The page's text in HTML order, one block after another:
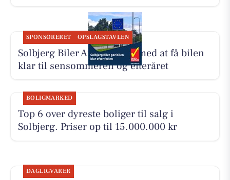
SPONSORERET OPSLAGSTAVLEN
Solbjerg Biler ApS hjælper med at få bilen
klar til sensommeren og efteråret
BOLIGMARKED
Top 6 over dyreste boliger til salg i
Solbjerg. Priser op til 15.000.000 kr
DAGLIGVARER